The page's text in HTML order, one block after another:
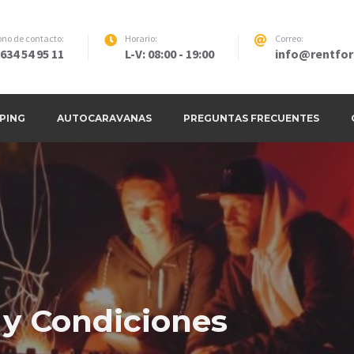
y Material de Camping en
de contacto:
54 95 11
Horario:
L-V: 08:00 - 19:00
Correo:
AUTOCARAVANAS PREGUNTAS FRECUENTES
Condiciones